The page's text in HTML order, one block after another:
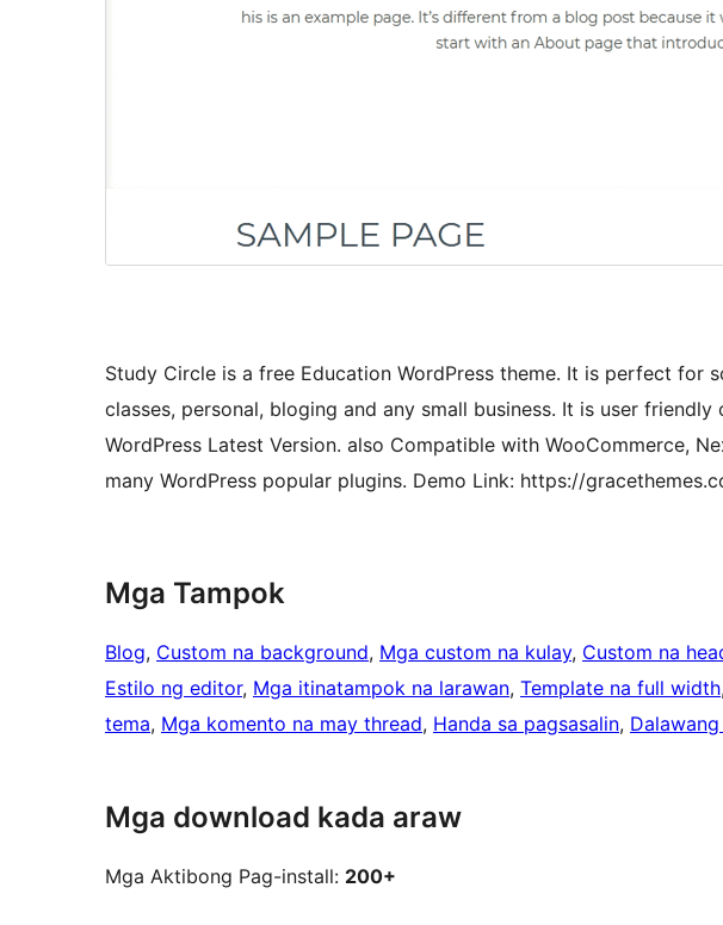
Study Circle is a free Education WordPress theme. It is perfect for
classes, personal, bloging and any small business. It is user
WordPress Latest Version. also Compatible with WooCommerce,
many WordPress popular plugins. Demo Link: https://
Mga Tampok
Blog, Custom na background, Mga custom na kulay, Custom na
Estilo ng editor, Mga itinatampok na larawan, Template na full width,
tema, Mga komento na may thread, Handa sa pagsasalin,
Mga download kada araw
Mga Aktibong Pag-install: 200+